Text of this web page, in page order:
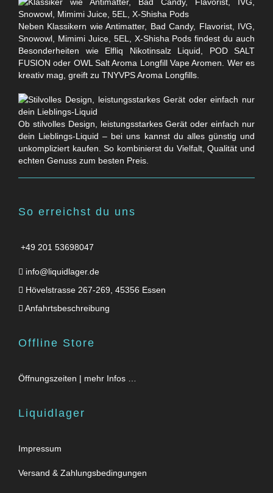
Neben Klassikern wie Antimatter, Bad Candy, Flavorist, IVG,
Snowowl, Mimimi Juice, 5EL, X-Shisha Pods findest du auch
Besonderheiten wie Elfliq Nikotinsalz Liquid, POD SALT
FUSION oder OWL Salt Aroma Longfill Vape Aromen. Wer es
kreativ mag, greift zu TNYVPS Aroma Longfills.
Ob stilvolles Design, leistungsstarkes Gerät oder einfach nur
dein Lieblings-Liquid – bei uns kannst du alles günstig und
unkompliziert kaufen. So kombinierst du Vielfalt, Qualität und
echten Genuss zum besten Preis.
So erreichst du uns
+49 201 53698047
info@liquidlager.de
Hövelstrasse 267-269, 45356 Essen
Anfahrtsbeschreibung
Offline Store
Öffnungszeiten | mehr Infos …
Liquidlager
Impressum
Versand & Zahlungsbedingungen